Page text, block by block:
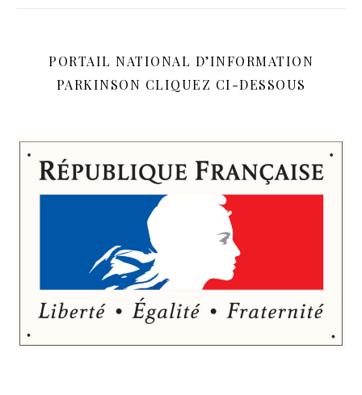
PORTAIL NATIONAL D’INFORMATION
PARKINSON CLIQUEZ CI-DESSOUS